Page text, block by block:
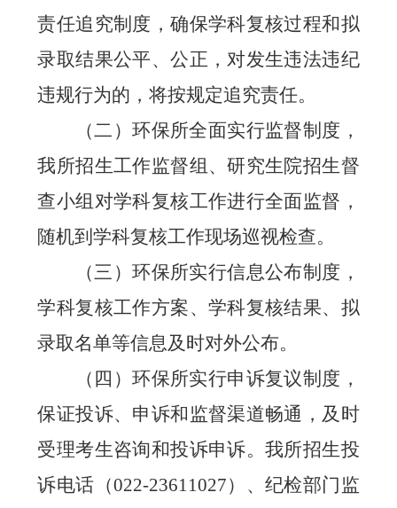
责任追究制度，确保学科复核过程和拟
录取结果公平、公正，对发生违法违纪
违规行为的，将按规定追究责任。
（二）环保所全面实行监督制度，
我所招生工作监督组、研究生院招生督
查小组对学科复核工作进行全面监督，
随机到学科复核工作现场巡视检查。
（三）环保所实行信息公布制度 ，
学科复核工作方案、学科复核结果、拟
录取名单等信息及时对外公布。
（四）环保所实行申诉复议制度，
保证投诉、申诉和监督渠道畅通，及时
受理考生咨询和投诉申诉。我所招生投
诉电话（022-23611027）、纪检部门监